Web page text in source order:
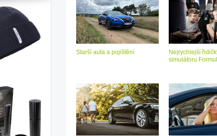
Starší auta a pojištění
Nejrychlejší
simulátoru